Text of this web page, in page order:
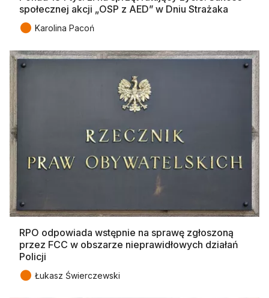
społecznej akcji „OSP z AED” w Dniu Strażaka
● Karolina Pacoń
RPO odpowiada wstępnie na sprawę zgłoszoną
przez FCC w obszarze nieprawidłowych działań
Policji
● Łukasz Świerczewski